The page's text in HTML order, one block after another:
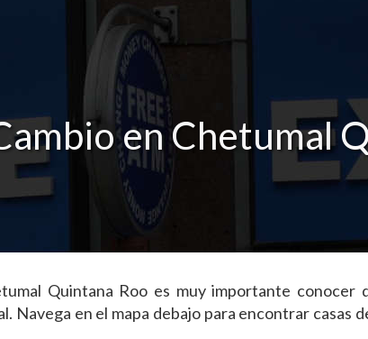
en Chetumal
Quintana Roo es muy importante conocer
Navega en el mapa debajo para encontrar casas